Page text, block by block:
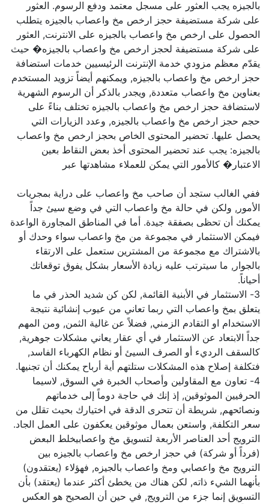
بالجيزه يجب العثور على مسجل معتمد ودفع الرسوم. العثور
على شركة مستضيفة حجز ارخص مخ واعصاب بالجيزه يتطلب
الحصول على ارخص مخ واعصاب بالجيزه على الانترنت, العثور
على شركة مستضيفة لحجز ارخص مخ واعصاب بالجيزه� حيث
يقدّم معظم مزودي خدمة الإنترنت الرئيسيين خدمات استضافة
حجز ارخص مخ واعصاب بالجيزه, ويمكنهم أيضاً تزويد المستخدم
بعناوين مخ واعصاب متعددة, ويجدر بالذكر أن الرسوم الشهرية
لاستضافة حجز ارخص مخ واعصاب بالجيزه تختلف بناءً على
حجم حجز ارخص مخ واعصاب بالجيزه, وعدد الزيارات التي
يحصل عليها. تحضير المحتوى الخاص بحجز ارخص مخ واعصاب
بالجيزه: يجب عند تحضير المحتوى أخذ بعض النقاط بعين
الاعتبار� كالأمور التي يمكن للعملاء مشاهدتها عبر
ففي الغالب ستجد أن صاحب مخ واعصاب على دراية بمجريات
الأمور, ولكن في حالة مخ واعصاب التي في وضع سيئ جداً
يمكنك أن تحظى بصفقة جيدة. أما في المناطق المجاورة الواعدة
فيمكن الاستثمار في مجموعة من مخ واعصاب سواء وحدك أو
بالاشتراك مع مجموعة من المشترين ستعمل على الارتقاء
بالجوار, ما سيترتب عليه زيادة الأسعار بشكل يفوق توقعاتك
أحياناً.
3- الاستثمار في الأبنية القائمة, لكن كن شديد الحذر في ما
يتعلق بمخ واعصاب التي ربما تعاني من عيوب إنشائية نتيجة
الاستخدام او التقادم الزمني, فضلاً عن غالية الثمن, ومن المهم
جداً الابتعاد عن الاستثمار في أي عقار يعاني مشكلات جوهرية,
كالسقف الرديء أو الصرف السيئ أو نظام الكهرباء الفاسد,
فتكلفة إصلاح هذه المشكلات ستلتهم أية أرباح يمكنك أن تجنيها.
4- تعاون مع المقاولين وأصحاب الخبرة في السوق, لاسيما
الحرفيين الموثوقين, إذ إنك في حاجة دوماً إلى خدماتهم
ونصائحهم, شريطة أن تتحرى الدقة في اختيارك بحيث تقلل من
سعر التكلفة, واستعن بعمال موثوقين يعكفون على العمل الجاد.
الترويج أحد العناصر الأربعة لتسويق مخ واعصابيخلط البعض
(فرداً أو شركة) في حجز ارخص مخ واعصاب بالجيزه بين
الترويج مخ واعصابي ومخ واعصاب بالجيزه, فهؤلاء (يعتقدون)
بأنهما الشيء ذاته, لكن هناك من يخطئ أكثر عندما (يعتقد) بأن
التسويق إنما جزء من الترويج, في حين أن الصحيح هو العكس